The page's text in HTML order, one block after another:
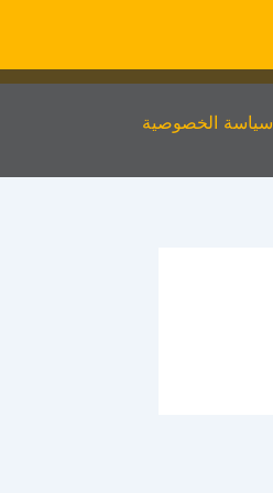
سياسة الخصوصية